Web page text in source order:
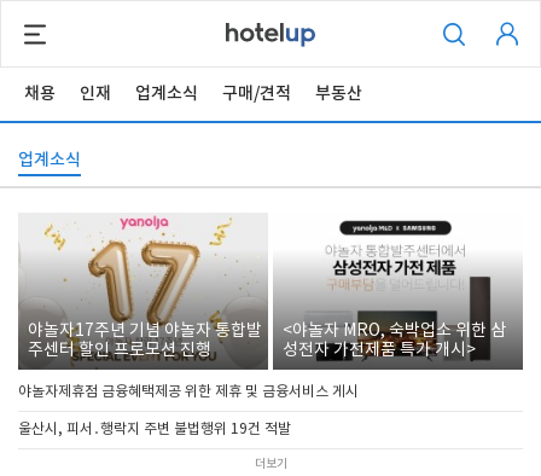
채용 인재 업계소식 구매/견적 부동산
업계소식
야놀자17주년 기념 야놀자 통합발
주센터 할인 프로모션 진행
<야놀자 MRO, 숙박업소 위한 삼
성전자 가전제품 특가 개시>
야놀자제휴점 금융혜택제공 위한 제휴 및 금융서비스 게시
울산시, 피서․행락지 주변 불법행위 19건 적발
더보기